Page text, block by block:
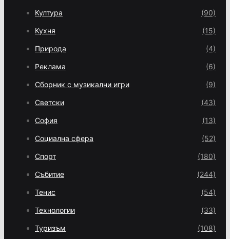
Култура (90)
Кухня (15)
Природа (4)
Реклама (6)
Сборник с музикални игри (9)
Светски (43)
София (13)
Социална сфера (52)
Спорт (180)
Събитие (244)
Тенис (54)
Технологии (33)
Туризъм (108)